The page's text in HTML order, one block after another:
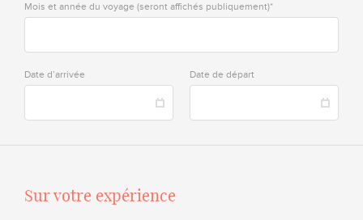
Mois et année du voyage (seront affichés publiquement)*
Date d’arrivée Date de départ
Sur votre expérience